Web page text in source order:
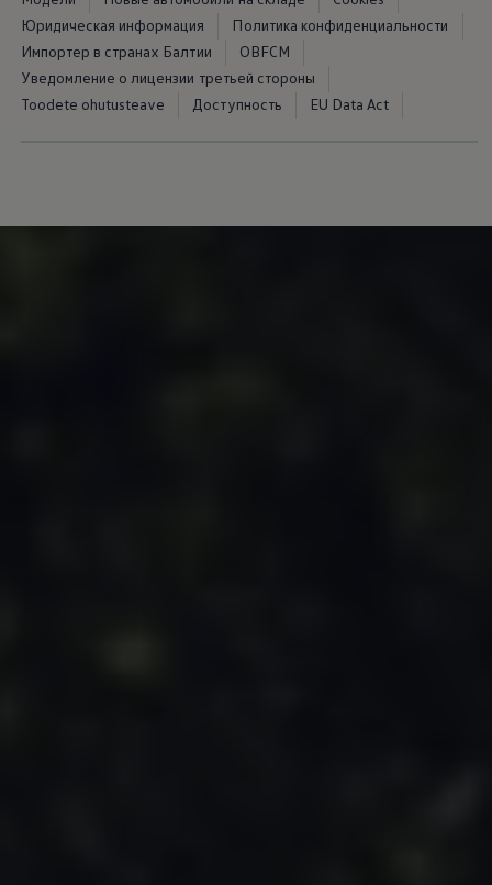
Юридическая информация
Политика конфиденциальности
Импортер в странах Балтии
OBFCM
Уведомление о лицензии третьей стороны
Toodete ohutusteave
Доступность EU Data Act